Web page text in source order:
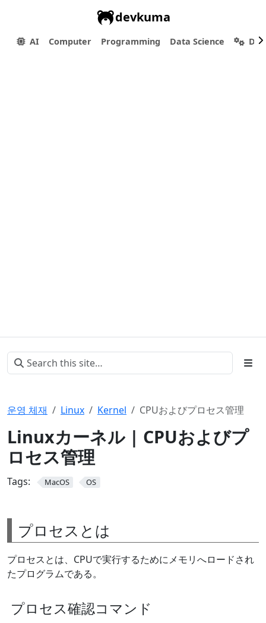
devkuma
AI Computer Programming Data Science
운영 체재 Linux Kernel CPUおよびプロセス管理
Linuxカーネル | CPUおよびプ
ロセス管理
Tags: MacOS OS
プロセスとは
プロセスとは、CPUで実行するためにメモリへロードされ
たプログラムである。
プロセス確認コマンド